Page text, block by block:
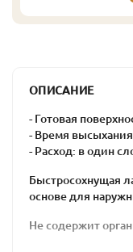
ОПИСАНИЕ
- Готовая
- Время высыхания:
- Расход: в один
Быстросохнущая
основе для
Не содержит